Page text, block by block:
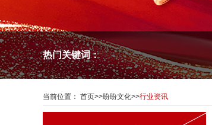
热门关键词：
当前位置： 首页>>盼盼文化>>行业资讯